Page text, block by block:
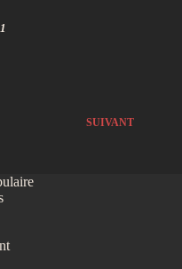
SUIVANT